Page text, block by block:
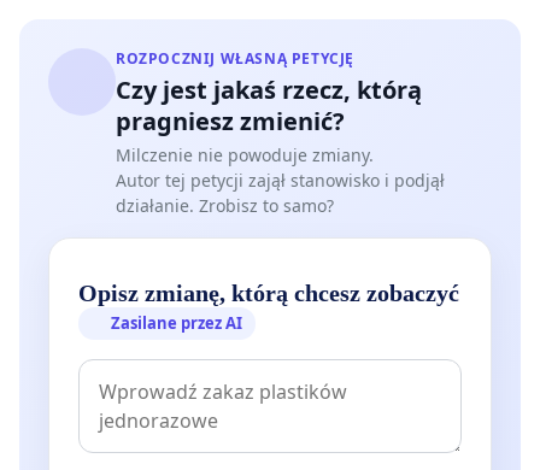
ROZPOCZNIJ WŁASNĄ PETYCJĘ
Czy jest jakaś rzecz, którą
pragniesz zmienić?
Milczenie nie powoduje zmiany.
Autor tej petycji zajął stanowisko i podjął
działanie. Zrobisz to samo?
Opisz zmianę, którą chcesz zobaczyć
Zasilane przez AI